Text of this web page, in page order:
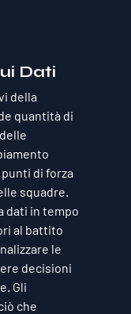
Dati
della
quantità di
di forza
squadre.
dati in tempo
al battito
le
decisioni
Gli
che